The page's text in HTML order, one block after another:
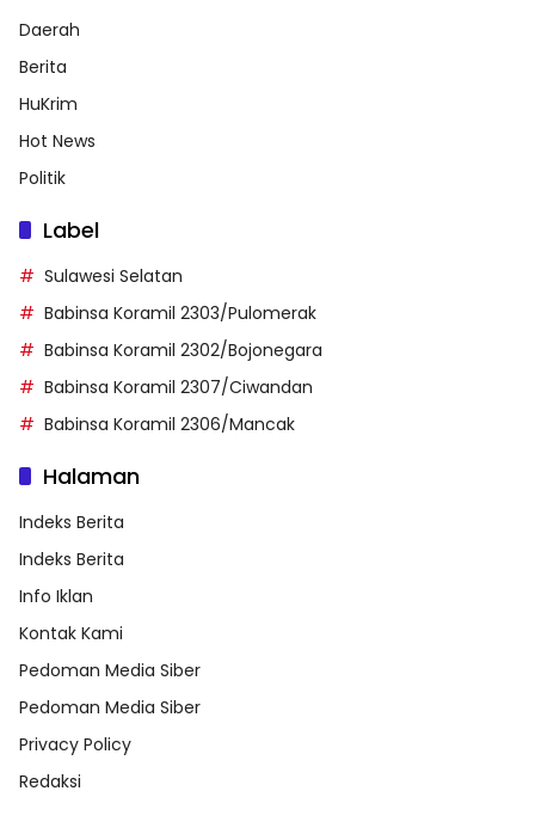
Daerah
Berita
HuKrim
Hot News
Politik
Label
Sulawesi Selatan
Babinsa Koramil 2303/Pulomerak
Babinsa Koramil 2302/Bojonegara
Babinsa Koramil 2307/Ciwandan
Babinsa Koramil 2306/Mancak
Halaman
Indeks Berita
Indeks Berita
Info Iklan
Kontak Kami
Pedoman Media Siber
Pedoman Media Siber
Privacy Policy
Redaksi